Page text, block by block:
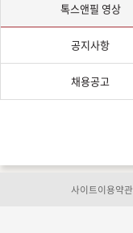
톡스앤필 영상
공지사항
채용공고
사이트이용약관